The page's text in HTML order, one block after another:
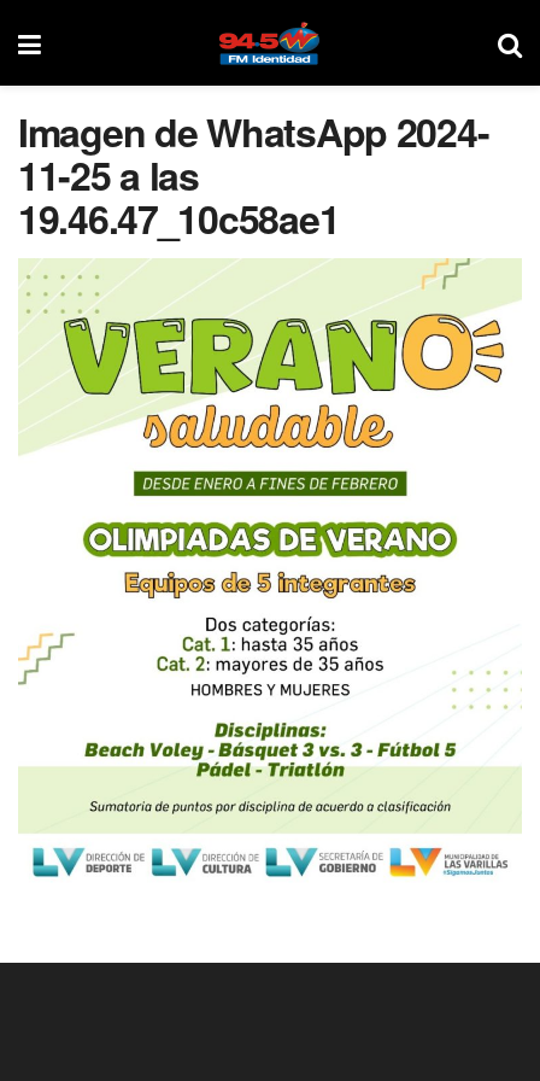
Imagen de WhatsApp 2024-
11-25 a las
19.46.47_10c58ae1